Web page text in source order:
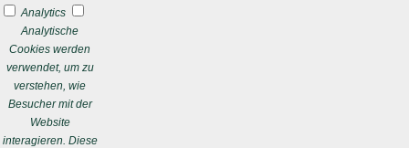
Analytics
Analytische
Cookies werden
verwendet, um zu
verstehen, wie
Besucher mit der
Website
interagieren. Diese